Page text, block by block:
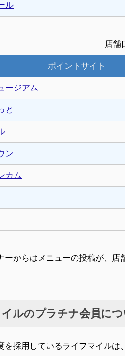
ル
店舗
ポイントサイト
ージアム
と
ン
カム
ーからはメニューの投稿が、
ルのプラチナ会員につ
を採用しているライフマイル